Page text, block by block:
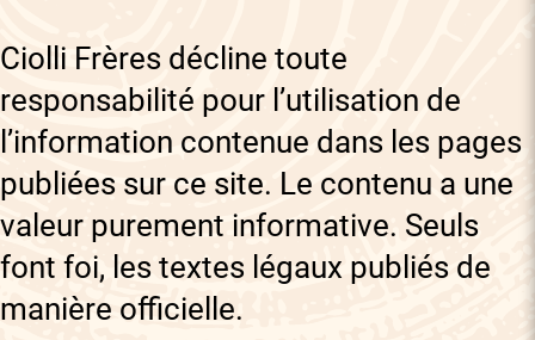
Ciolli Frères décline toute
responsabilité pour l’utilisation de
l’information contenue dans les pages
publiées sur ce site. Le contenu a une
valeur purement informative. Seuls
font foi, les textes légaux publiés de
manière officielle.